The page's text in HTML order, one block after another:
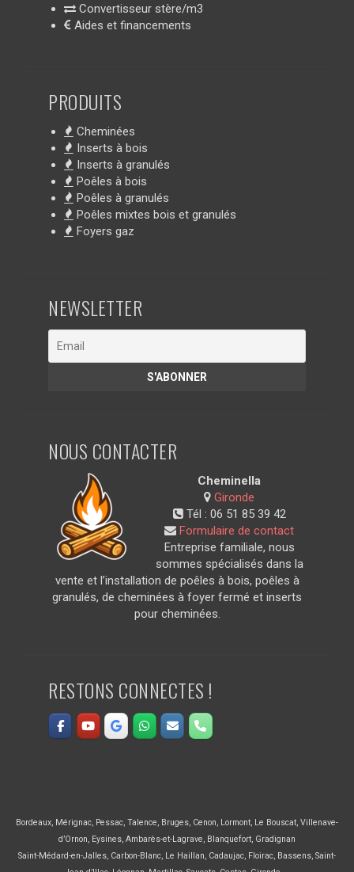
Convertisseur stère/m3
Aides et financements
PRODUITS
Cheminées
Inserts à bois
Inserts à granulés
Poêles à bois
Poêles à granulés
Poêles mixtes bois et granulés
Foyers gaz
NEWSLETTER
NOUS CONTACTER
Cheminella
Gironde
Tél : 06 51 85 39 42
Formulaire de contact
Entreprise familiale, nous
sommes spécialisés dans la
vente et l’installation de poêles à bois, poêles à
granulés, de cheminées à foyer fermé et inserts
pour cheminées.
RESTONS CONNECTES !
Bordeaux, Mérignac, Pessac, Talence, Bruges, Cenon, Lormont, Le Bouscat, Villenave-
d’Ornon, Eysines, Ambarès-et-Lagrave, Blanquefort, Gradignan
Saint-Médard-en-Jalles, Carbon-Blanc, Le Haillan, Cadaujac, Floirac, Bassens, Saint-